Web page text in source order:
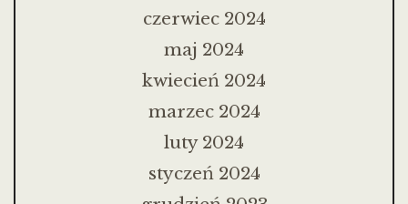
czerwiec 2024
maj 2024
kwiecień 2024
marzec 2024
luty 2024
styczeń 2024